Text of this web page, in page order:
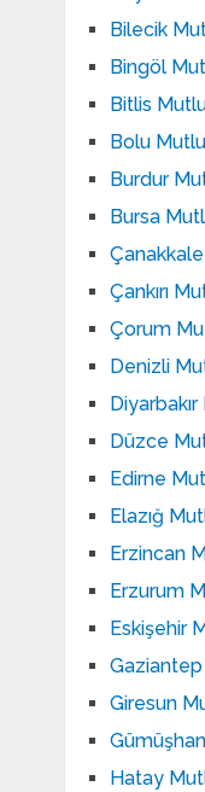
Bilecik
Bingöl
Bitlis
Bolu
Burdur
Bursa
Çankırı
Çorum
Denizli
Düzce
Edirne
Elazığ
Erzincan
Erzurum
Eskişehir
Giresun
Hatay